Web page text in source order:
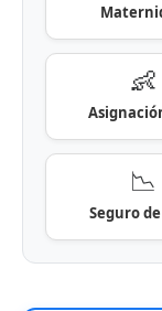
👶
📉
Seguro